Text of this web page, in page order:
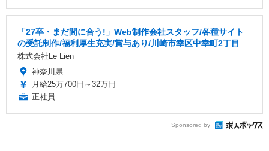
「27卒・まだ間に合う!」Web制作会社スタッフ/各種サイト
の受託制作/福利厚生充実/賞与あり/川崎市幸区中幸町2丁目
株式会社Le Lien
神奈川県
月給25万700円～32万円
正社員
Sponsored by